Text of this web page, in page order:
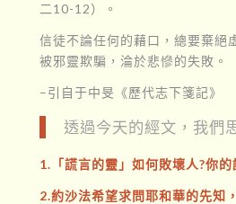
二10-12）。
信徒不論任何的藉口，總要棄絕
被邪靈欺騙，淪於悲慘的失敗。
–引自于中旻《歷代志下箋記》
透過今天的經文，我們
1.「謊言的靈」如何敗壞人?你的
2.約沙法希望求問耶和華的先知